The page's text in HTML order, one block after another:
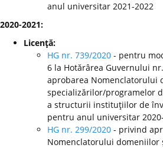
anul universitar 2021-2022
2020-2021:
Licenţă:
HG nr. 739/2020 - pentru
6 la Hotărârea Guvernului
aprobarea Nomenclatorului
specializărilor/programelor
a structurii instituţiilor de
pentru anul universitar
HG nr. 299/2020 - privind
Nomenclatorului domeniilor